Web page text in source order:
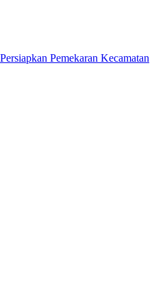
Pemekaran Kecamatan